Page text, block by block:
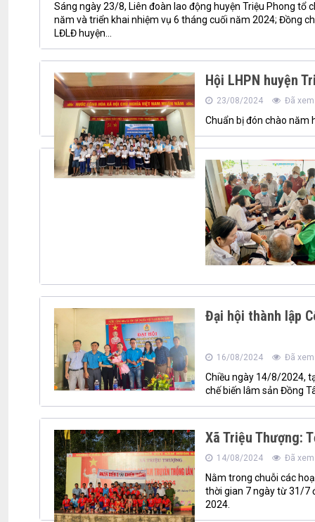
Sáng ngày 23/8, Liên đoàn lao động huyện Triệu Phong tổ
năm và triển khai nhiệm vụ 6 tháng cuối năm 2024; Đồng
LĐLĐ huyện...
Hội LHPN huyện
23/08/2024 Đã
Chuẩn bị đón chào năm
Đại hội thành lập
16/08/2024 Đã
Chiều ngày 14/8/2024,
chế biến lâm sản Đồng
Xã Triệu Thượng:
14/08/2024 Đã
Nằm trong chuỗi các
thời gian 7 ngày từ 31/7
2024.